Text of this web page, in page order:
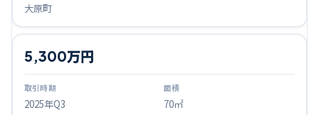
大原町
2025年Q3
5,300万円
70㎡